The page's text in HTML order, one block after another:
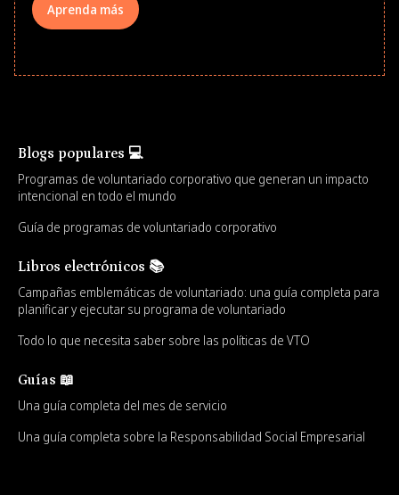
Aprenda más
Blogs populares 💻
Programas de voluntariado corporativo que generan un impacto
intencional en todo el mundo
Guía de programas de voluntariado corporativo
Libros electrónicos 📚
Campañas emblemáticas de voluntariado: una guía completa para
planificar y ejecutar su programa de voluntariado
Todo lo que necesita saber sobre las políticas de VTO
Guías 📖
Una guía completa del mes de servicio
Una guía completa sobre la Responsabilidad Social Empresarial